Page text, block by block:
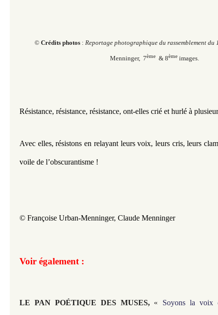
© Crédits photos : Reportage photographique du rassemblement du
Menninger, 7ème & 8ème images.
Résistance, résistance, résistance, ont-elles crié et hurlé à
Avec elles, résistons en relayant leurs voix, leurs cris, leurs
voile de l’obscurantisme !
© Françoise Urban-Menninger, Claude Menninger
Voir également :
LE PAN POÉTIQUE DES MUSES, « Soyons la voix